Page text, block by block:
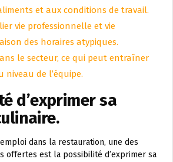
et aux conditions de travail.
vie professionnelle et vie
des horaires atypiques.
le secteur, ce qui peut entraîner
de l’équipe.
d’exprimer sa
dans la restauration, une des
offertes est la possibilité d’exprimer sa